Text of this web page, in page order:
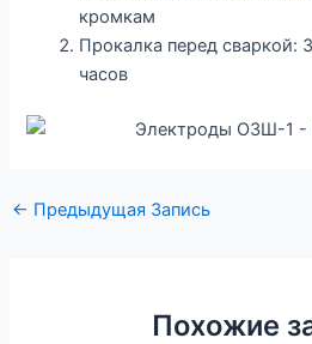
кромкам
Прокалка перед сваркой:
часов
← Предыдущая Запись
Похожие